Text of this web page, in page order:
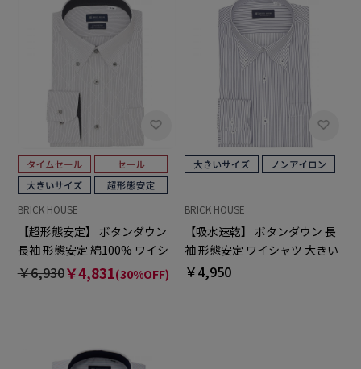
BRICK HOUSE
【超形態安定】 ボタンダウン
長袖 形態安定 綿100% ワイシ
ャツ 大きいサイズ
￥6,930￥4,831(30%OFF)
BRICK HOUSE
【吸水速乾】 ボタンダウン 長
袖 形態安定 ワイシャツ 大きい
サイズ
￥4,950